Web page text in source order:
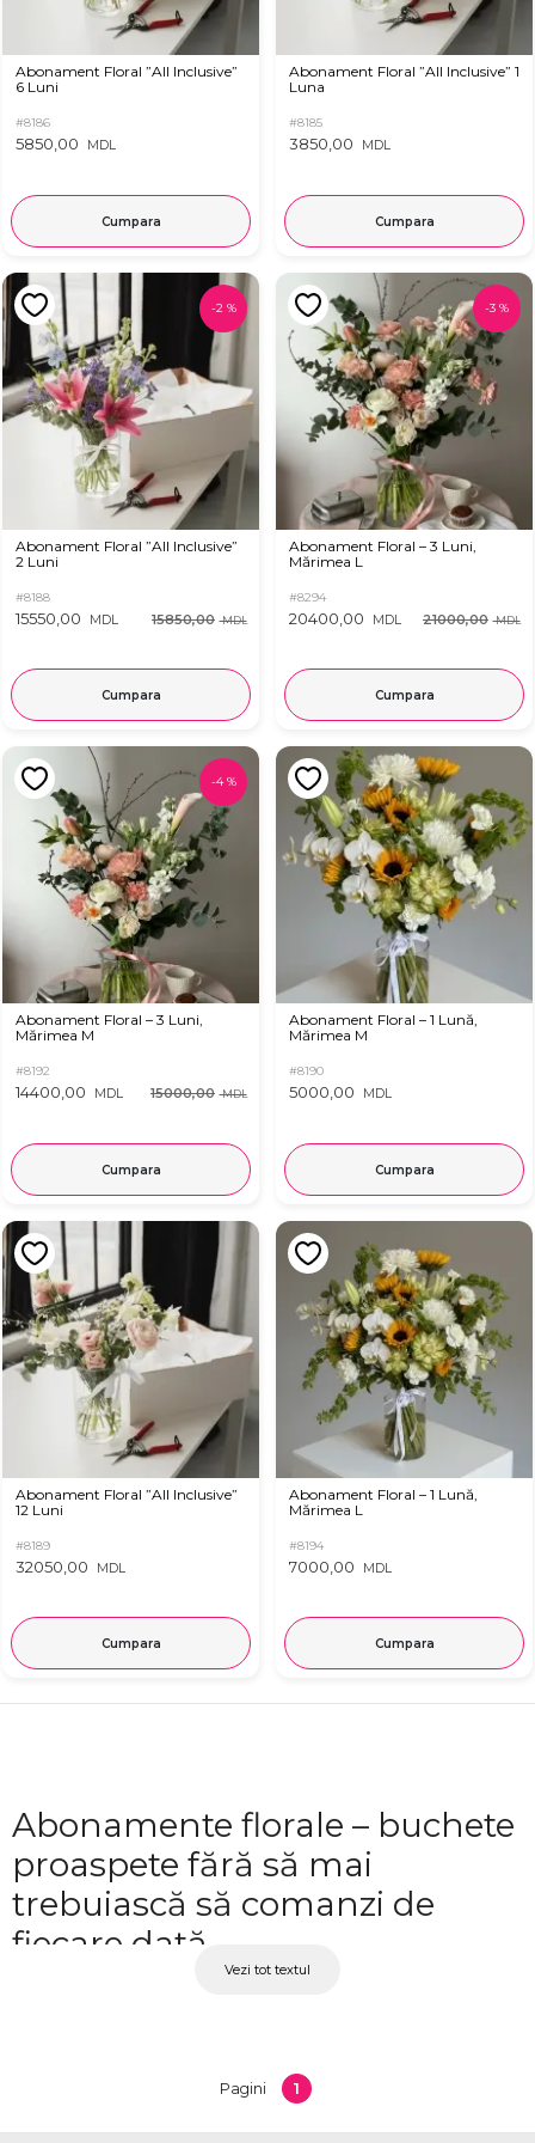
Abonament Floral ”All Inclusive”
6 Luni
#8186
5850,00 MDL
Cumpara
Abonament Floral ”All Inclusive” 1
Luna
#8185
3850,00 MDL
Cumpara
-2%
Abonament Floral ”All Inclusive”
2 Luni
#8188
15550,00 MDL 15850,00 MDL
Cumpara
-3 %
Abonament Floral – 3 Luni,
Mărimea L
#8294
20400,00 MDL 21000,00 MDL
Cumpara
-4%
Abonament Floral – 3 Luni,
Mărimea M
#8192
14400,00 MDL 15000,00 MDL
Cumpara
Abonament Floral – 1 Lună,
Mărimea M
#8190
5000,00 MDL
Cumpara
Abonament Floral ”All Inclusive”
12 Luni
#8189
32050,00 MDL
Cumpara
Abonament Floral – 1 Lună,
Mărimea L
#8194
7000,00 MDL
Cumpara
Abonamente florale – buchete
proaspete fără să mai
trebuiască să comanzi de
fiecare dată
intervale convenite, cu buchete proaspete pregătite de fiecare dată din florile de
Vezi tot textul
Pagini 1